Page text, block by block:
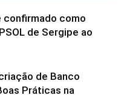
confirmado como
de Sergipe ao
de Banco
Práticas na